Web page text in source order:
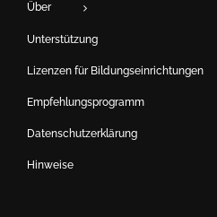
Über
Unterstützung
Lizenzen für Bildungseinrichtungen
Empfehlungsprogramm
Datenschutzerklärung
Hinweise